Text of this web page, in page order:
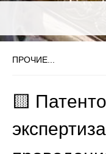
ПРОЧИЕ...
🟨